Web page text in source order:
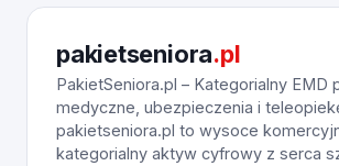
pakietseniora.pl
PakietSeniora.pl – Kategorialny EMD
medyczne, ubezpieczenia i
pakietseniora.pl to wysoce
kategorialny aktyw cyfrowy z serca